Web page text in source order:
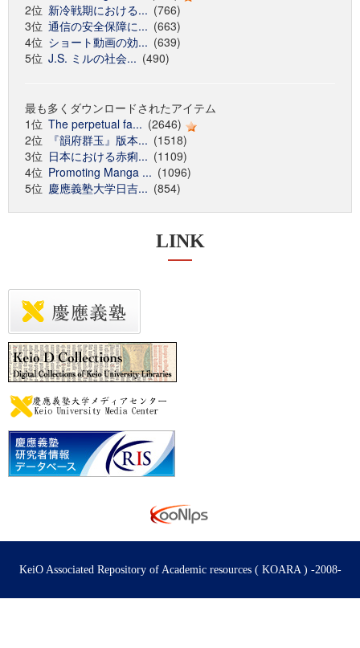
2位 新冷戦期における... (766)
3位 通信の安全保障に... (663)
4位 ショート動画の効... (639)
5位 J.S. ミルの社会... (490)
最も多くダウンロードされたアイテム
1位 The perpetual fa... (2646)
2位
『韻府群玉』版本... (1518)
3位 日本における赤痢... (1109)
4位 Promoting Manga ... (1096)
5位 慶應義塾大学日吉... (854)
LINK
KeiO Associated Repository of Academic resources ( KOARA ) -2008-